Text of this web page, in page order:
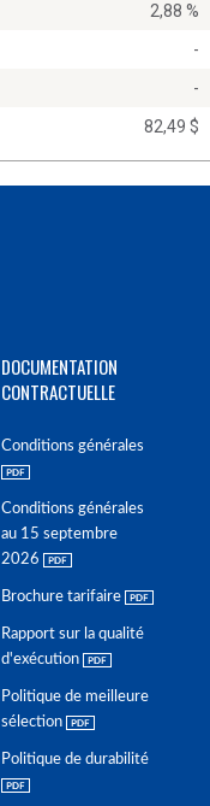
2,88 %
-
-
82,49 $
DOCUMENTATION
CONTRACTUELLE
Conditions générales
Conditions générales
au 15 septembre
2026
Brochure tarifaire
Rapport sur la qualité
d'exécution
Politique de meilleure
sélection
Politique de durabilité